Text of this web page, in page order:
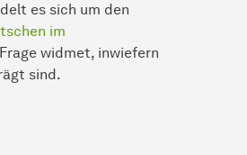
es sich um den
im
widmet, inwiefern
sind.